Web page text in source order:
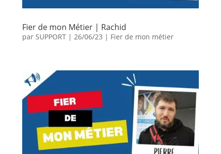
Fier de mon Métier | Rachid
par SUPPORT| 26/06/23 | Fier de mon métier